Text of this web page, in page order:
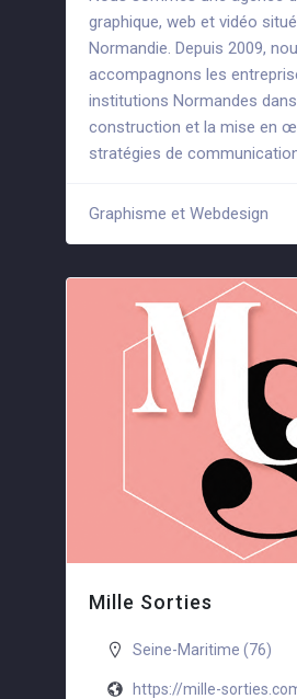
graphique, web et vidéo
Normandie. Depuis 2009,
accompagnons les
institutions Normandes
construction et la mise en
stratégies de
Graphisme et Webdesign
Mille Sorties
Seine-Maritime (76)
https://mille-